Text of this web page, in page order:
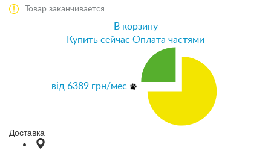
Товар заканчивается
В корзину
Купить сейчас Оплата частями
від 6389грн/мес
Доставка